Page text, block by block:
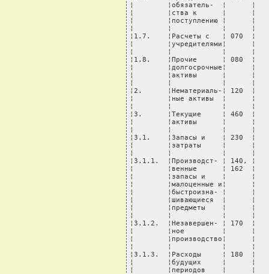
¦        ¦обязатель-  ¦
¦        ¦ства к      ¦
¦        ¦поступлению ¦
¦        ¦            ¦      ¦
¦1.7.    ¦Расчеты с   ¦
¦        ¦учредителями¦
¦        ¦            ¦      ¦
¦1.8.    ¦Прочие      ¦ 080
¦        ¦долгосрочные¦
¦        ¦активы      ¦
¦        ¦            ¦      ¦
¦2.      ¦Нематериаль-¦
¦        ¦ные активы  ¦
¦        ¦            ¦      ¦
¦3.      ¦Текущие     ¦ 460
¦        ¦активы      ¦
¦        ¦            ¦      ¦
¦3.1.    ¦Запасы и    ¦ 230
¦        ¦затраты     ¦
¦        ¦            ¦      ¦
¦3.1.1.  ¦Производст- ¦
¦        ¦венные      ¦ 162
¦        ¦запасы и    ¦
¦        ¦малоценные и¦
¦        ¦быстроизна- ¦
¦        ¦шивающиеся  ¦
¦        ¦предметы    ¦
¦        ¦            ¦      ¦
¦3.1.2.  ¦Незавершен- ¦
¦        ¦ное         ¦      ¦
¦        ¦производство¦
¦        ¦            ¦      ¦
¦3.1.3.  ¦Расходы     ¦
¦        ¦будущих     ¦
¦        ¦периодов    ¦